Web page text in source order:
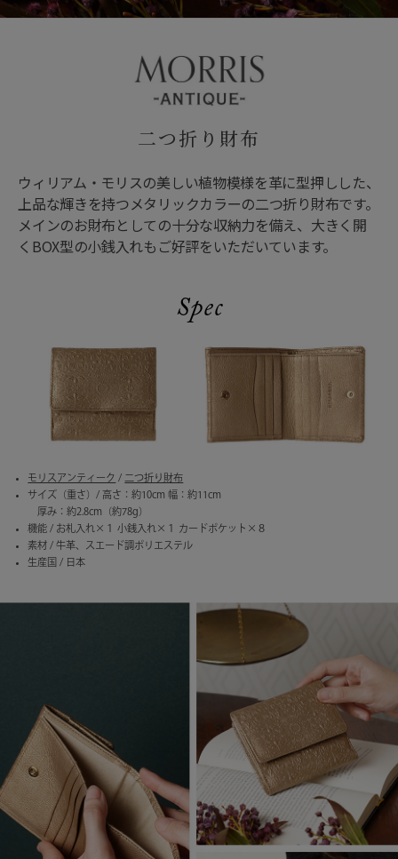
二つ折り財布
ウィリアム・モリスの美しい植物模様を革に型押しした、
上品な輝きを持つメタリックカラーの二つ折り財布です。
メインのお財布としての十分な収納力を備え、大きく開
くBOX型の小銭入れもご好評をいただいています。
Spec
モリスアンティーク / 二つ折り財布
サイズ（重さ）/ 高さ：約10cm 幅：約11cm
厚み：約2.8cm（約78g）
機能 / お札入れ×１ 小銭入れ×１ カードポケット×８
素材 / 牛革、スエード調ポリエステル
生産国 / 日本